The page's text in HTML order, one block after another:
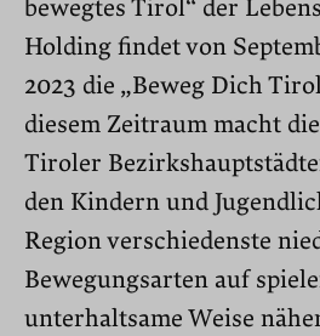
bewegtes Tirol“ der
Holding findet von
2023 die „Beweg Dich
diesem Zeitraum macht
Tiroler
den Kindern und
Region verschiedenste
Bewegungsarten auf
unterhaltsame Weise